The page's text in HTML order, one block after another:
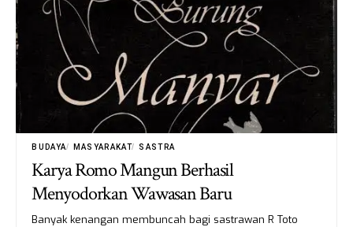
BUDAYA MASYARAKAT SASTRA
Karya Romo Mangun Berhasil
Menyodorkan Wawasan Baru
Banyak kenangan membuncah bagi sastrawan R Toto